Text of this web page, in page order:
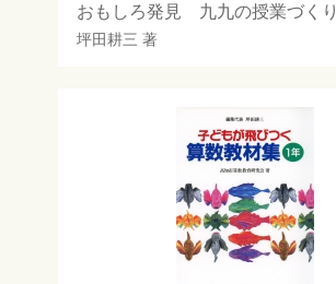
おもしろ発見 九九の授業づくり
坪田耕三 著